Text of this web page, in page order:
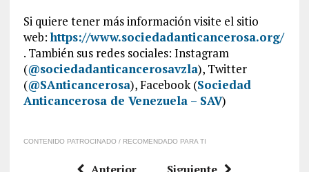
Si quiere tener más información visite el sitio
web:https://www.sociedadanticancerosa.org/
. También sus redes sociales: Instagram
(@sociedadanticancerosavzla), Twitter
(@SAnticancerosa), Facebook (Sociedad
Anticancerosa de Venezuela – SAV)
CONTENIDO PATROCINADO / RECOMENDADO PARA TI